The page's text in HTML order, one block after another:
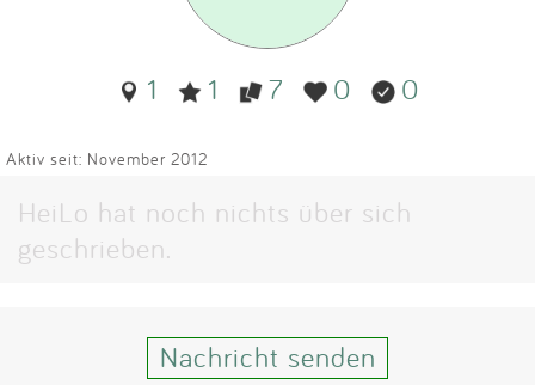
Blog
Partner
Impressum
1 1 7 0 0
Aktiv seit: November 2012
HeiLo hat noch nichts über sich
geschrieben.
Nachricht senden